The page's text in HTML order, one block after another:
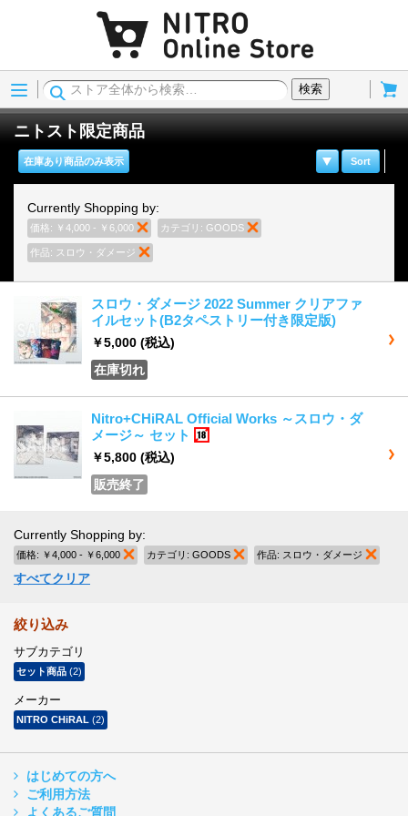
Menu
検索
ニトスト限定商品
Sort
在庫あり商品のみ表示
Currently Shopping by:
価格: ￥4,000 - ￥6,000 商品の削除
カテゴリ: GOODS
作品: スロウ・ダメージ
スロウ・ダメージ 2022 Summer クリアファ
イルセット(B2タペストリー付き限定版)
￥5,000 (税込)
在庫切れ
Nitro+CHiRAL Official Works ～スロウ・ダ
メージ～ セット
￥5,800 (税込)
販売終了
Currently Shopping by:
価格: ￥4,000 - ￥6,000 商品の削除
カテゴリ: GOODS 商品の削除
作品: スロウ・ダメージ
すべてクリア
絞り込み
サブカテゴリ
セット商品 (2)
メーカー
NITRO CHiRAL (2)
はじめての方へ
ご利用方法
よくあるご質問